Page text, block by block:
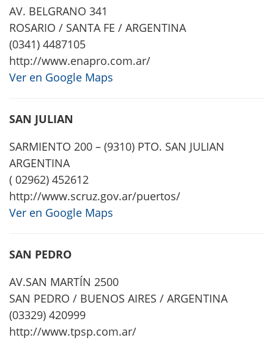
AV. BELGRANO 341
ROSARIO / SANTA FE / ARGENTINA
(0341) 4487105
http://www.enapro.com.ar/
Ver en Google Maps
SAN JULIAN
SARMIENTO 200 – (9310) PTO. SAN JULIAN
ARGENTINA
( 02962) 452612
http://www.scruz.gov.ar/puertos/
Ver en Google Maps
SAN PEDRO
AV.SAN MARTÍN 2500
SAN PEDRO / BUENOS AIRES / ARGENTINA
(03329) 420999
http://www.tpsp.com.ar/